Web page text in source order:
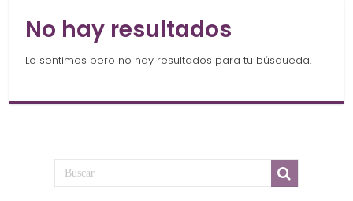
No hay resultados
Lo sentimos pero no hay resultados para tu búsqueda.